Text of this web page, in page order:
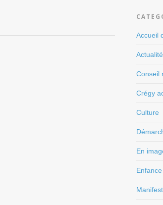
Accueil
Conseil
Crégy
Culture
En